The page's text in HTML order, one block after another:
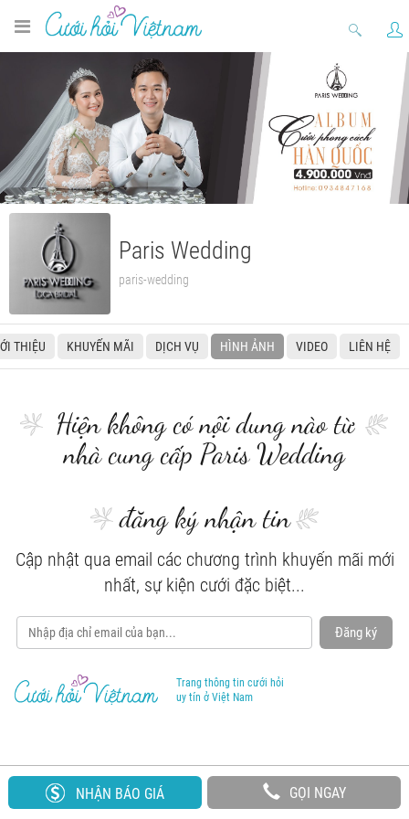
Paris Wedding
paris-wedding
THIỆU KHUYẾN MÃI DỊCH VỤ HÌNH ẢNH VIDEO LIÊN HỆ
Hiện không có nội dung nào từ
nhà cung cấp Paris Wedding
đăng ký nhận tin
Cập nhật qua email các chương trình khuyến mãi mới
nhất, sự kiện cưới đặc biệt...
Đăng ký
NHẬN BÁO GIÁ GỌI NGAY
Trang thông tin cưới hỏi
uy tín ở Việt Nam